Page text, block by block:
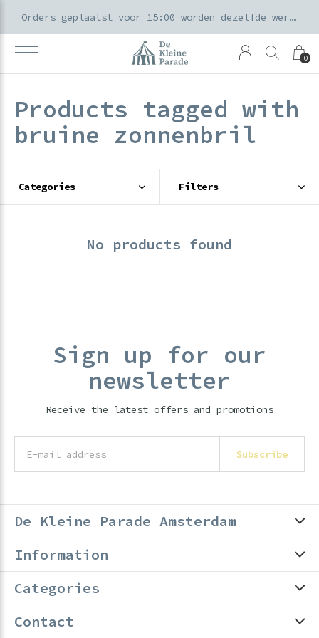
0
Orders geplaatst voor 15:00 worden dezelfde werkdag verzonden
Products tagged with
bruine zonnenbril
Categories Filters
No products found
Sign up for our
newsletter
Receive the latest offers and promotions
Subscribe
De Kleine Parade Amsterdam
Information
Categories
Contact